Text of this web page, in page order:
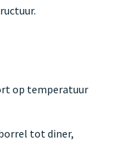
op temperatuur
tot diner,